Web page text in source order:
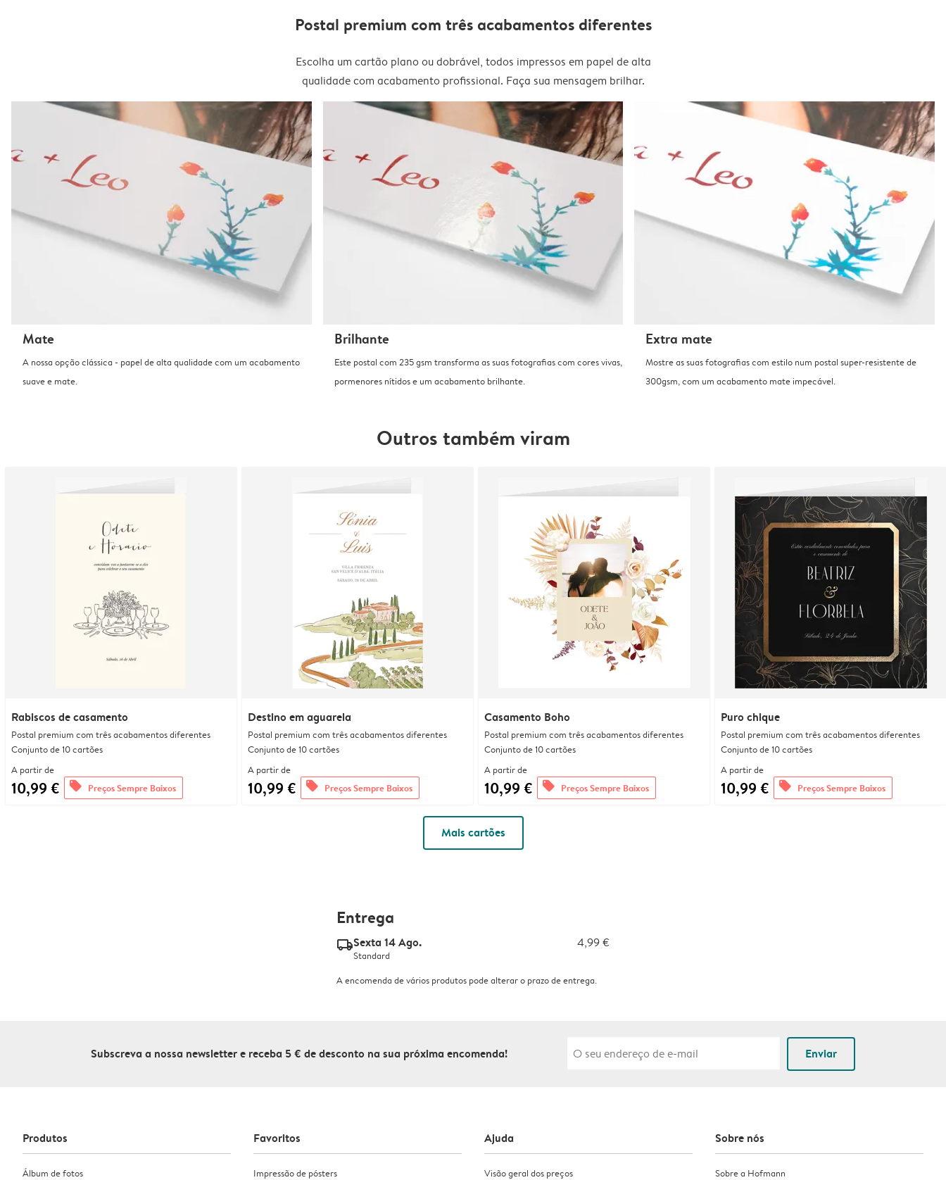
Postal premium com três acabamentos diferentes
Escolha um cartão plano ou dobrável, todos impressos em papel de alta
qualidade com acabamento profissional. Faça sua mensagem brilhar.
Mate
A nossa opção clássica - papel de alta qualidade com um acabamento
suave e mate.
Brilhante
Este postal com 235 gsm transforma as suas fotografias com cores vivas,
pormenores nítidos e um acabamento brilhante.
Extra mate
Mostre as suas fotografias com estilo num postal super-resistente de
300gsm, com um acabamento mate impecável.
Outros também viram
Rabiscos de casamento
Postal premium com três acabamentos diferentes
Conjunto de 10 cartões
A partir de
10,99 € offers Preços Sempre Baixos
Destino em aguarela
Postal premium com três acabamentos diferentes
Conjunto de 10 cartões
A partir de
10,99 € offers Preços Sempre Baixos
Casamento Boho
Postal premium com três acabamentos diferentes
Conjunto de 10 cartões
A partir de
10,99 € offers Preços Sempre Baixos
Puro chique
Postal premium com três acabamentos diferentes
Conjunto de 10 cartões
A partir de
10,99 € offers Preços Sempre Baixos
Mais cartões
Entrega
delivery_standard_v2Sexta 14 Ago. 4,99 €
Standard
A encomenda de vários produtos pode alterar o prazo de entrega.
Subscreva a nossa newsletter e receba 5 € de desconto na sua próxima encomenda! Enviar
Produtos
Álbum de fotos
Favoritos
Impressão de pósters
Ajuda
Visão geral dos preços
Sobre nós
Sobre a Hofmann